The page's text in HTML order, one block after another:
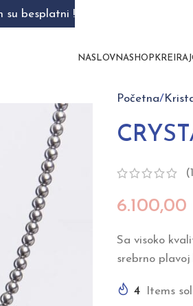
NASLOVNASHOP KREIRAJ
Početna
(1
6.100,00
Sa visoko
srebrno
4 Items
su besplatni !